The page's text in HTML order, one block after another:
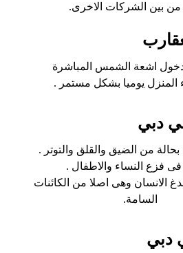
من بين الشركات الاخرى.
اشعة الشمس المباشرة
المنزل يوميا بشكل مستمر .
دبي
بحالة من الضيق والقلق والتوتر .
فزع النساء والاطفال .
الانسان وهى اصلا من الكائنات
السامة.
دبي